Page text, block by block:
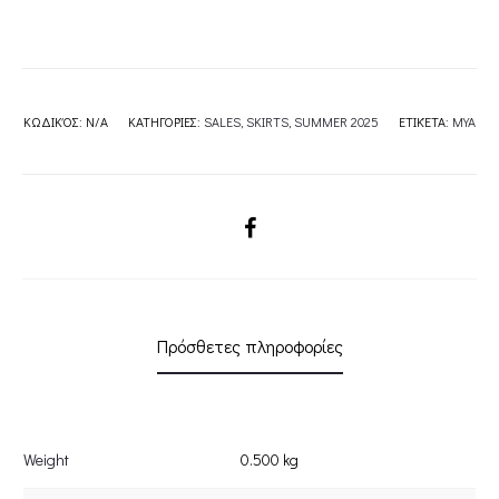
ΚΩΔΙΚΌΣ: N/A ΚΑΤΗΓΟΡΊΕΣ: SALES SKIRTS SUMMER 2025 ΕΤΙΚΈΤΑ: MYA
SHARE
Πρόσθετες πληροφορίες
Weight 0.500 kg